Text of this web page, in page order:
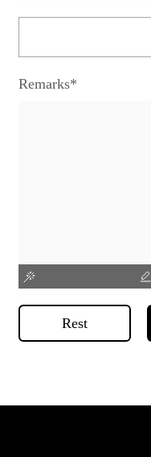
Remarks*
Rest